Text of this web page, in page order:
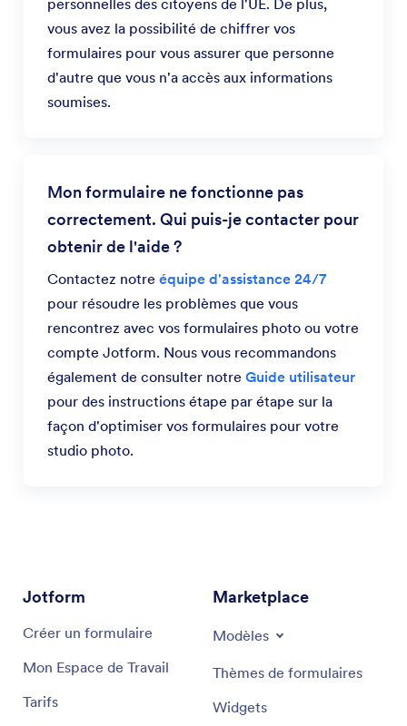
vous avez la possibilité de chiffrer vos
formulaires pour vous assurer que personne
d'autre que vous n'a accès aux informations
soumises.
Mon formulaire ne fonctionne pas
correctement. Qui puis-je contacter pour
obtenir de l'aide ?
Contactez notre équipe d'assistance 24/7
pour résoudre les problèmes que vous
rencontrez avec vos formulaires photo ou votre
compte Jotform. Nous vous recommandons
également de consulter notreGuide utilisateur
pour des instructions étape par étape sur la
façon d'optimiser vos formulaires pour votre
studio photo.
Jotform
Créer un formulaire
Mon Espace de Travail
Tarifs
Marketplace
Modèles
Thèmes de formulaires
Widgets